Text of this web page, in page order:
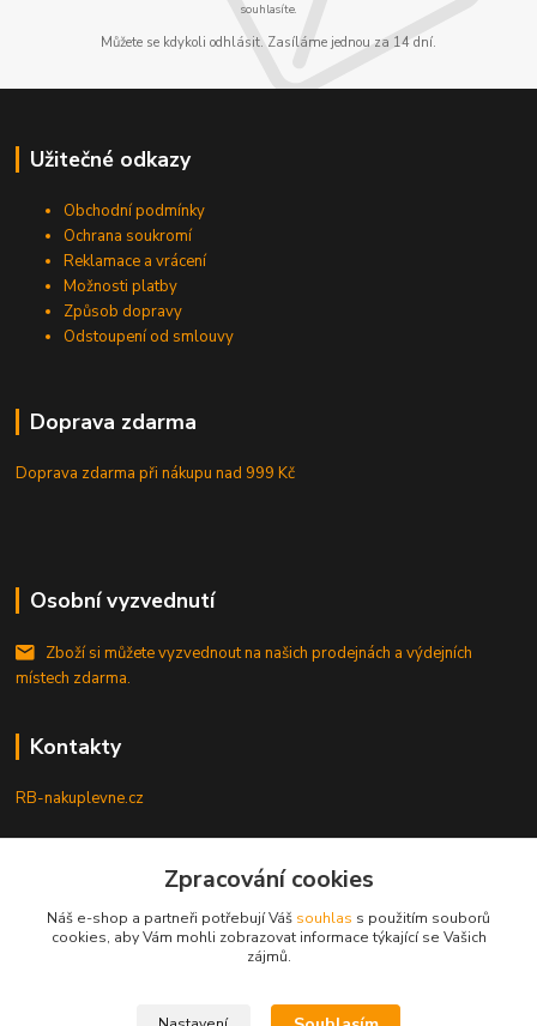
souhlasíte.
Můžete se kdykoli odhlásit. Zasíláme jednou za 14 dní.
Užitečné odkazy
Obchodní podmínky
Ochrana soukromí
Reklamace a vrácení
Možnosti platby
Způsob dopravy
Odstoupení od smlouvy
Doprava zdarma
Doprava zdarma při nákupunad 999 Kč
Osobní vyzvednutí
Zboží si můžete vyzvednout na našich prodejnách a výdejních
místech zdarma.
Kontakty
RB-nakuplevne.cz
+420 222722421
info@rb-nakuplevne.cz
Zpracování cookies
Náš e-shop a partneři potřebují Váš souhlas s použitím souborů
cookies, aby Vám mohli zobrazovat informace týkající se Vašich
zájmů.